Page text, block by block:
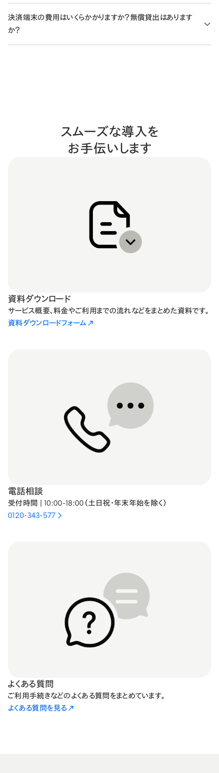
持ちで、キャッシュレス決済のみをアプリ経由で利用したい場合
に向いています。
STORES のPOSレジアプリ／他社POS＋決済端末
利用いただく扱いとなり、契約期間中の途中解約による返金は発
生しません。次回の契約更新のタイミングで継続が停止します。解
約のお手続きの詳細は、ヘルプページ「
について」をご確認ください。
プランの特典を活用してしっかり運用していきたい方はスタンダー
ドプランがおすすめです。
スタンダードプランを年間契約でお申し込みいただいた場合、決
決済端末の費用はいくらかかりますか？無償貸出はあります
か？
スムーズな導入を
お手伝いします
資料ダウンロード
サービス概要、料金やご利用までの流れなどをまとめた資料です。
資料ダウンロードフォーム
電話相談
受付時間 | 10:00-18:00（土日祝・年末年始を除く）
0120-343-577
よくある質問
ご利用手続きなどのよくある質問をまとめています。
よくある質問を見る